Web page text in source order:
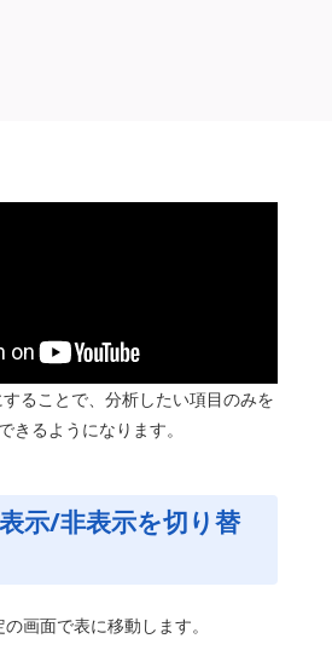
ることで、分析したい項目のみを
きるようになります。
示/非表示を切り替
画面で表に移動します。